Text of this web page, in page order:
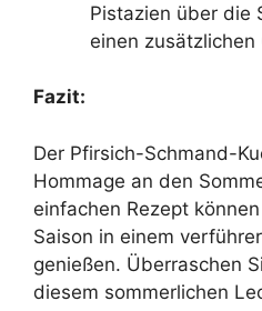
Pistazien über die
einen zusätzlichen
Fazit:
Der Pfirsich-Schmand-
Hommage an den
einfachen Rezept
Saison in einem
genießen. Überraschen
diesem sommerlichen